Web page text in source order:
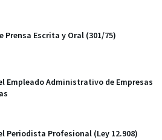
Prensa Escrita y Oral (301/75)
Empleado Administrativo de Empresas
Periodista Profesional (Ley 12.908)